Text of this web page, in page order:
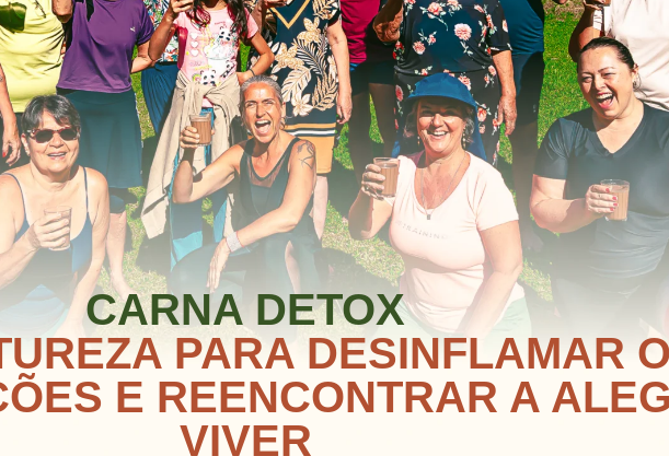
CARNA DETOX
PARA DESINFLAMAR
E REENCONTRAR A
VIVER